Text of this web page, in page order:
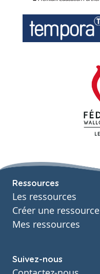
Ressources
Les ressources
Créer une ressource
Mes ressources
Suivez-nous